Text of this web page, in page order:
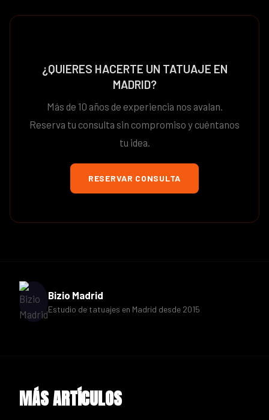
¿QUIERES HACERTE UN TATUAJE EN
MADRID?
Más de 10 años de experiencia nos avalan.
Reserva tu consulta sin compromiso y cuéntanos
tu idea.
RESERVAR CONSULTA
Bizio Madrid
Estudio de tatuajes en Madrid desde 2015
MÁS ARTÍCULOS